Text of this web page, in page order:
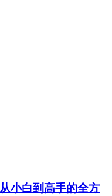
小白到高手的全方